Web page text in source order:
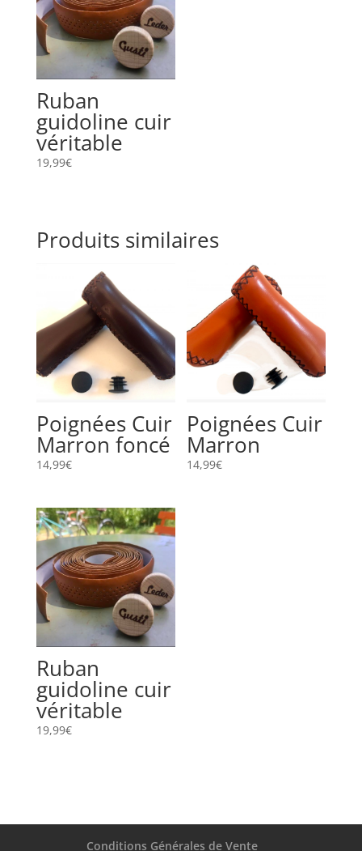
Ruban
guidoline cuir
véritable
19,99€
Produits similaires
Poignées Cuir
Marron foncé
14,99€
Poignées Cuir
Marron
14,99€
Ruban
guidoline cuir
véritable
19,99€
Conditions Générales de Vente